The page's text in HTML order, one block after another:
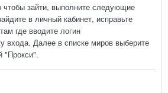
чтобы зайти, выполните следующие
в личный кабинет, исправьте
где вводите логин
входа. Далее в списке миров выберите
"Прокси".